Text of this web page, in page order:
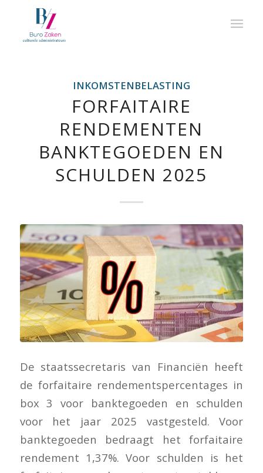
INKOMSTENBELASTING
FORFAITAIRE
RENDEMENTEN
BANKTEGOEDEN EN
SCHULDEN 2025
De staatssecretaris van Financiën heeft
de forfaitaire rendementspercentages in
box 3 voor banktegoeden en schulden
voor het jaar 2025 vastgesteld. Voor
banktegoeden bedraagt het forfaitaire
rendement 1,37%. Voor schulden is het